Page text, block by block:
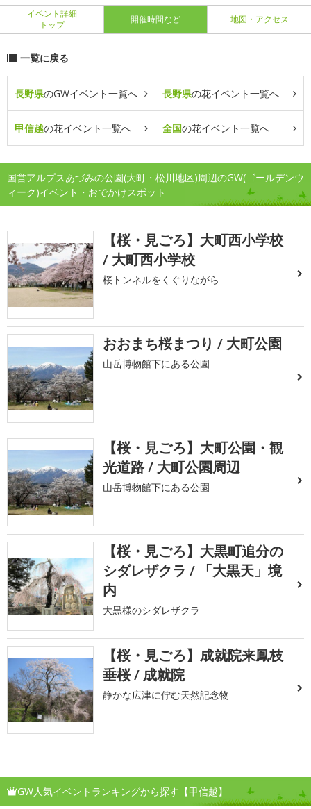
イベント詳細
トップ
開催時間など 地図・アクセス
一覧に戻る
長野県のGWイベント一覧へ 長野県の花イベント一覧へ
甲信越の花イベント一覧へ 全国の花イベント一覧へ
国営アルプスあづみの公園(大町・松川地区)周辺のGW(ゴールデンウ
ィーク)イベント・おでかけスポット
【桜・見ごろ】大町西小学校
/ 大町西小学校
桜トンネルをくぐりながら
おおまち桜まつり / 大町公園
山岳博物館下にある公園
【桜・見ごろ】大町公園・観
光道路 / 大町公園周辺
山岳博物館下にある公園
【桜・見ごろ】大黒町追分の
シダレザクラ / 「大黒天」境
内
大黒様のシダレザクラ
【桜・見ごろ】成就院来鳳枝
垂桜 / 成就院
静かな広津に佇む天然記念物
GW人気イベントランキングから探す【甲信越】